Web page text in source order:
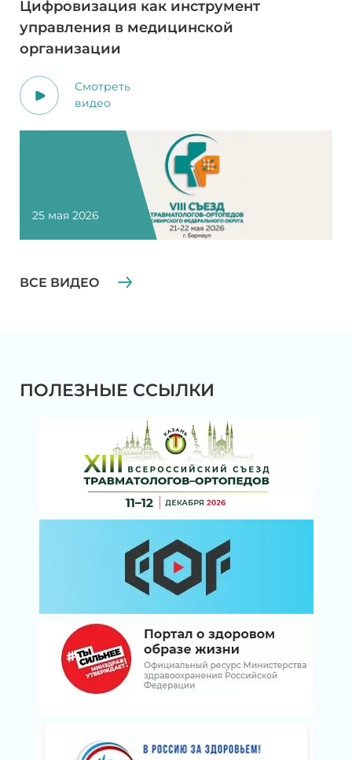
Цифровизация как инструмент
управления в медицинской
организации
Смотреть
видео
25 мая 2026
ВСЕ ВИДЕО
ПОЛЕЗНЫЕ ССЫЛКИ